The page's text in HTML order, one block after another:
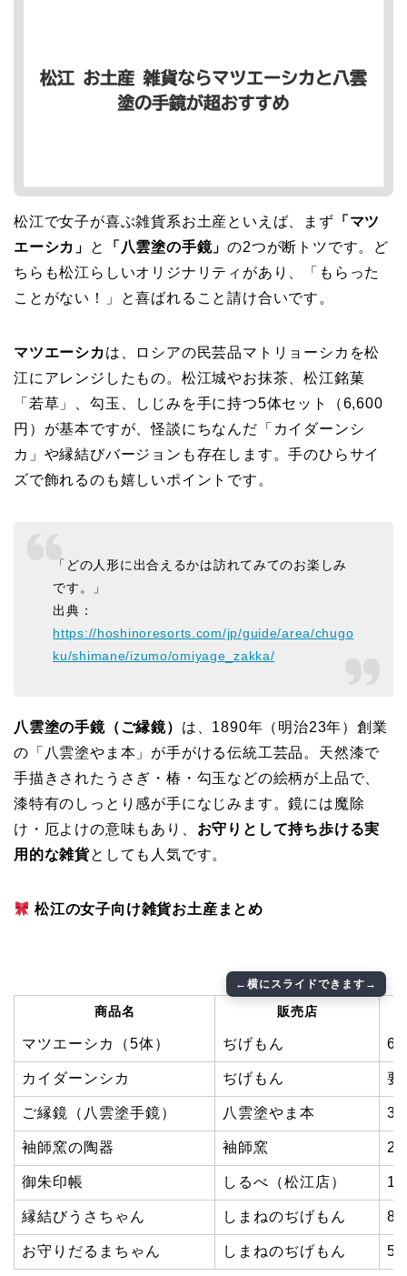
松江で女子が喜ぶ雑貨系お土産といえば、まず 「マツ
エーシカ」
と 「八雲塗の手鏡」の2つが断トツです。ど
ちらも松江らしいオリジナリティがあり、「もらった
ことがない！」と喜ばれること請け合いです。
マツエーシカは、ロシアの民芸品マトリョーシカを松
江にアレンジしたもの。松江城やお抹茶、松江銘菓
「若草」、勾玉、しじみを手に持つ5体セット（6,600
円）が基本ですが、怪談にちなんだ「カイダーンシ
カ」や縁結びバージョンも存在します。手のひらサイ
ズで飾れるのも嬉しいポイントです。
「どの人形に出合えるかは訪れてみてのお楽しみ
です。」
出典：
https://hoshinoresorts.com/jp/guide/area/chugo
ku/shimane/izumo/omiyage_zakka/
八雲塗の手鏡（ご縁鏡） は、1890年（明治23年）創業
の「八雲塗やま本」が手がける伝統工芸品。天然漆で
手描きされたうさぎ・椿・勾玉などの絵柄が上品で、
漆特有のしっとり感が手になじみます。鏡には魔除
け・厄よけの意味もあり、 お守りとして持ち歩ける実
用的な雑貨としても人気です。
松江の女子向け雑貨お土産まとめ
商品名 販売店
マツエーシカ（5体） ぢげもん
カイダーンシカ ぢげもん 要
ご縁鏡（八雲塗手鏡） 八雲塗やま本
袖師窯の陶器 袖師窯
御朱印帳 しるべ（松江店）
縁結びうさちゃん しまねのぢげもん
お守りだるまちゃん しまねのぢげもん